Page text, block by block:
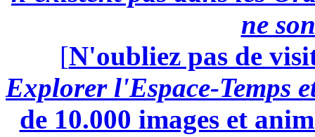
ne
[N'oubliez pas de
Explorer l'Espace-Temps
de 10.000 images et